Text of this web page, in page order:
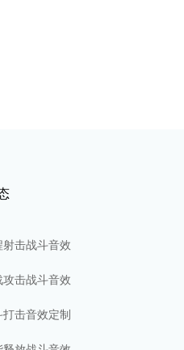
射击战斗音效
攻击战斗音效
击音效定制